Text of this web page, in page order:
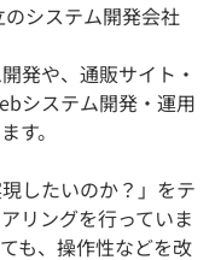
システム開発会社
発や、通販サイト・
システム開発・運用
す。
したいのか？」をテ
リングを行っていま
も、操作性などを改